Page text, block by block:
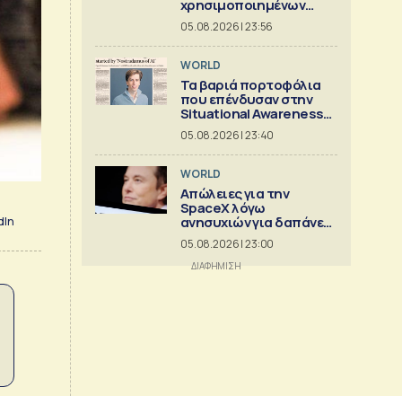
χρησιμοποιημένων
κρίσιμων ορυκτών
05.08.2026 | 23:56
WORLD
Τα βαριά πορτοφόλια
που επένδυσαν στην
Situational Awareness
πριν καταρρεύσει
05.08.2026 | 23:40
WORLD
Απώλειες για την
SpaceX λόγω
ανησυχιών για δαπάνες
ΑΙ
05.08.2026 | 23:00